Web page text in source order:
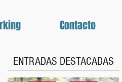
Contacto
ENTRADAS DESTACADAS